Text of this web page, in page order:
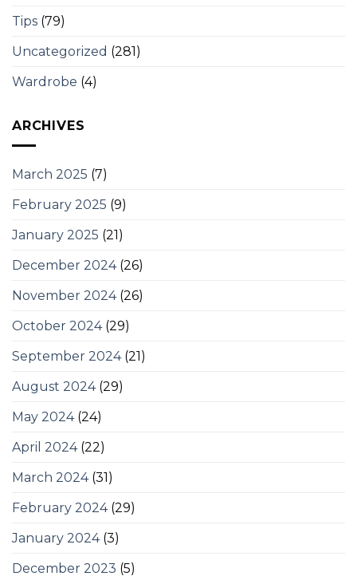
Tips (79)
Uncategorized (281)
Wardrobe (4)
ARCHIVES
March 2025 (7)
February 2025 (9)
January 2025 (21)
December 2024(26)
November 2024(26)
October 2024(29)
September 2024(21)
August 2024(29)
May 2024(24)
April 2024(22)
March 2024(31)
February 2024(29)
January 2024(3)
December 2023 (5)